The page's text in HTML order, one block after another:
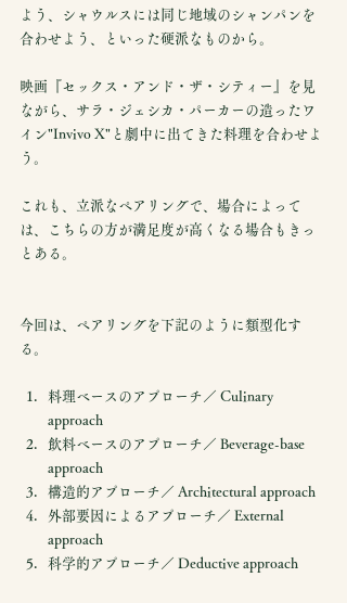
よう、シャウルスには同じ地域のシャンパンを
合わせよう、といった硬派なものから。
映画『セックス・アンド・ザ・シティー』を見
ながら、サラ・ジェシカ・パーカーの造ったワ
イン"Invivo X"と劇中に出てきた料理を合わせよ
う。
これも、立派なペアリングで、場合によって
は、こちらの方が満足度が高くなる場合もきっ
とある。
今回は、ペアリングを下記のように類型化す
る。
料理ベースのアプローチ／ Culinary
approach
飲料ベースのアプローチ／ Beverage-base
approach
構造的アプローチ／ Architectural approach
外部要因によるアプローチ／ External
approach
科学的アプローチ／ Deductive approach